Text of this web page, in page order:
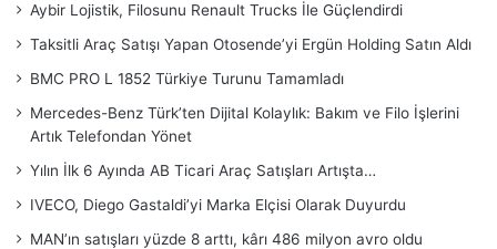
Aybir Lojistik, Filosunu Renault Trucks İle Güçlendirdi
Taksitli Araç Satışı Yapan Otosende’yi Ergün Holding Satın Aldı
BMC PRO L 1852 Türkiye Turunu Tamamladı
Mercedes-Benz Türk’ten Dijital Kolaylık: Bakım ve Filo İşlerini
Artık Telefondan Yönet
Yılın İlk 6 Ayında AB Ticari Araç Satışları Artışta…
IVECO, Diego Gastaldi’yi Marka Elçisi Olarak Duyurdu
MAN’ın satışları yüzde 8 arttı, kârı 486 milyon avro oldu